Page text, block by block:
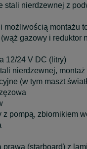
stali nierdzewnej z
możliwością montażu
gazowy i reduktor
12/24 V DC (litry)
nierdzewnej, montaż
(w tym maszt
z pompą, zbiornikiem
prawa (starboard) z